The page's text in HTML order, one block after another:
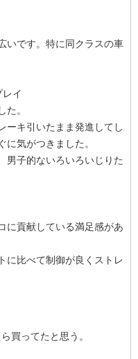
いです。特に同クラスの車
イ
た。
ーキ引いたまま発進してし
に気がつきました。
男子的ないろいろいじりた
に貢献している満足感があ
に比べて制御が良くストレ
買ってたと思う。